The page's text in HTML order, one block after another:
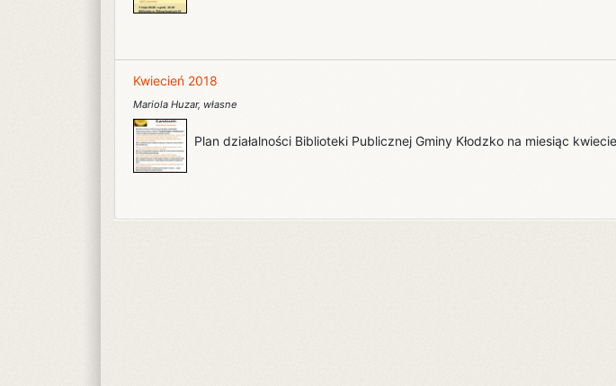
Kwiecień 2018
Mariola Huzar, własne
Plan działalności Biblioteki Publicznej Gminy Kłodzko na miesiąc